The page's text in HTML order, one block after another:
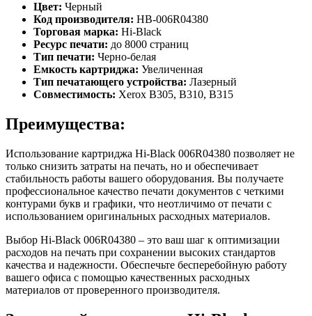
Цвет: Черный
Код производителя: HB-006R04380
Торговая марка: Hi-Black
Ресурс печати: до 8000 страниц
Тип печати: Черно-белая
Емкость картриджа: Увеличенная
Тип печатающего устройства: Лазерный
Совместимость: Xerox B305, B310, B315
Преимущества:
Использование картриджа Hi-Black 006R04380 позволяет не
только снизить затраты на печать, но и обеспечивает
стабильность работы вашего оборудования. Вы получаете
профессиональное качество печати документов с четкими
контурами букв и графики, что неотличимо от печати с
использованием оригинальных расходных материалов.
Выбор Hi-Black 006R04380 – это ваш шаг к оптимизации
расходов на печать при сохранении высоких стандартов
качества и надежности. Обеспечьте бесперебойную работу
вашего офиса с помощью качественных расходных
материалов от проверенного производителя.